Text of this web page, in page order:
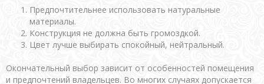
Предпочтительнее использовать натуральные
материалы.
Конструкция не должна быть громоздкой.
Цвет лучше выбирать спокойный, нейтральный.
Окончательный выбор зависит от особенностей помещения
и предпочтений владельцев. Во многих случаях допускается